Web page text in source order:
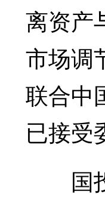
离资产
市场调
联合中
已接受
国投